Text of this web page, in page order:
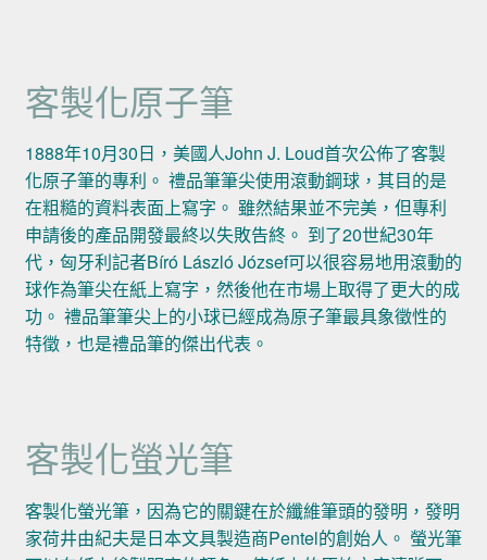
客製化原子筆
1888年10月30日，美國人John J. Loud首次公佈了客製
化原子筆的專利。 禮品筆筆尖使用滾動鋼球，其目的是
在粗糙的資料表面上寫字。 雖然結果並不完美，但專利
申請後的產品開發最終以失敗告終。 到了20世紀30年
代，匈牙利記者Bíró László József可以很容易地用滾動的
球作為筆尖在紙上寫字，然後他在市場上取得了更大的成
功。 禮品筆筆尖上的小球已經成為原子筆最具象徵性的
特徵，也是禮品筆的傑出代表。
客製化螢光筆
客製化螢光筆，因為它的關鍵在於纖維筆頭的發明，發明
家荷井由紀夫是日本文具製造商Pentel的創始人。 螢光筆